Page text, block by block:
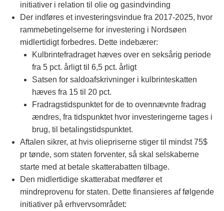
initiativer i relation til olie og gasindvinding
Der indføres et investeringsvindue fra 2017-2025, hvor
rammebetingelserne for investering i Nordsøen
midlertidigt forbedres. Dette indebærer:
Kulbrintefradraget hæves over en seksårig periode
fra 5 pct. årligt til 6,5 pct. årligt
Satsen for saldoafskrivninger i kulbrinteskatten
hæves fra 15 til 20 pct.
Fradragstidspunktet for de to ovennævnte fradrag
ændres, fra tidspunktet hvor investeringerne tages i
brug, til betalingstidspunktet.
Aftalen sikrer, at hvis oliepriserne stiger til mindst 75$
pr tønde, som staten forventer, så skal selskaberne
starte med at betale skatterabatten tilbage.
Den midlertidige skatterabat medfører et
mindreprovenu for staten. Dette finansieres af følgende
initiativer på erhvervsområdet: